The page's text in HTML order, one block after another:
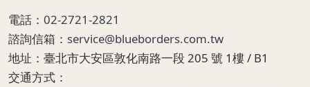
電話： 02-2721-2821
諮詢信箱： service@blueborders.com.tw
地址： 臺北市大安區敦化南路一段 205 號 1樓 / B1
交通方式：